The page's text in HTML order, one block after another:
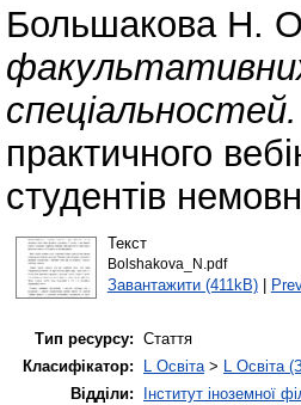
Большакова Н.
спеціальностей.
практичного
студентів
Текст
Bolshakova_N.pdf
Завантажити (411kB)|
Тип ресурсу: Стаття
Класифікатор:
L Освіта> L Освіта
Відділи:
Інститут іноземної